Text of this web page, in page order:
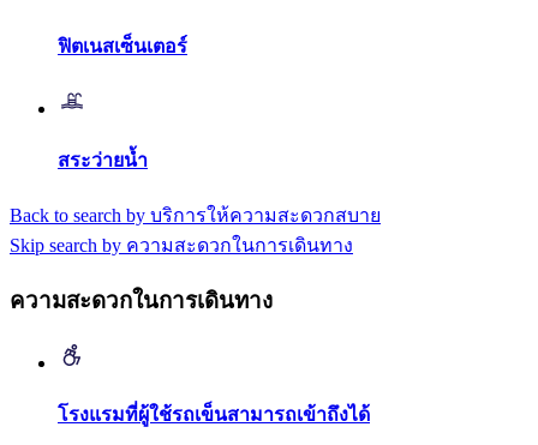
ฟิตเนสเซ็นเตอร์
สระว่ายน้ำ
Back to search by บริการให้ความสะดวกสบาย
Skip search by ความสะดวกในการเดินทาง
ความสะดวกในการเดินทาง
โรงแรมที่ผู้ใช้รถเข็นสามารถเข้าถึงได้